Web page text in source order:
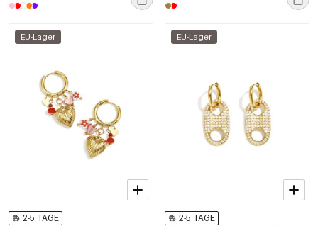
EU-Lager
2-5 TAGE
EU-Lager
2-5 TAGE